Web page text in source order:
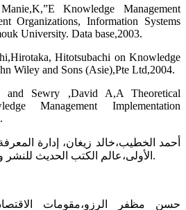
Knowledge Management
Organizations, Information Systems
University. Data base,2003.
Hitotsubachi on Knowledge
Wiley and Sons (Asie),Pte Ltd,2004.
and Sewry ,David A,A Theoretical
Management Implementation
الأولى،عالم الكتب الحديث للنشر والتوزيع ،عمان/الأردن،2009.